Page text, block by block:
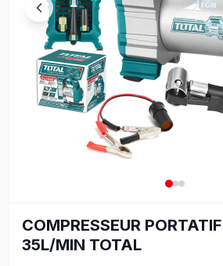
COMPRESSEUR
35L/MIN TOTAL